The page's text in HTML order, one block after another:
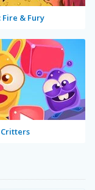
Fire & Fury